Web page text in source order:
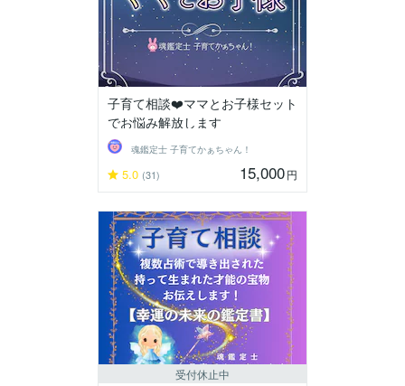
子育て相談❤️ママとお子様セット
でお悩み解放します
魂鑑定士 子育てかぁちゃん！
5.0 (31) 15,000円
受付休止中